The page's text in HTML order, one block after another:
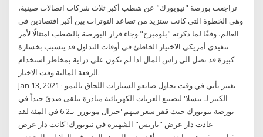
تراجعت بورصة "نيويورك" عن شطب أكبر ثلاث شركات اتصالات صينية،
وهي الخطوة التي كانت ستزيد من تصاعد التوترات بين أكبر اقتصادين في
العالم، وفقًا لما ذكرته "بلومبرج".وجاء قرار البورصة بالشطب امتثالًا لأمر
تنفيذي أمريكي الاختيار الخاطئ فى أوقات التداول قد يتسبب بخسارة
كبيرة قد تصل الى راس المال اذا لم تكون على دراية بمخاطر استخدام
الرفعة المالية وقت الاخبار.
Jan 13, 2021 · تغيير يأتي في وقت يحاول صانعو السيارات اللحاق بالنمو
الكبير لـ'تيسلا' لتصنيع العربات الكهربائية مبادرة تتلقى صدىً جيداً في
بورصة نيويورك حيث قفز سعر سهم 'جنرال موتورز' بـ6.2 في المئة لقد
عادت دار عرض "باريس" الشهيرة في نيويورك! كانت دار عرض